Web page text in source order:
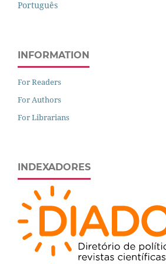
Português
INFORMATION
For Readers
For Authors
For Librarians
INDEXADORES